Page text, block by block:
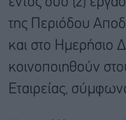
της Περιόδου
και στο Ημερήσιο
κοινοποιηθούν
Εταιρείας,